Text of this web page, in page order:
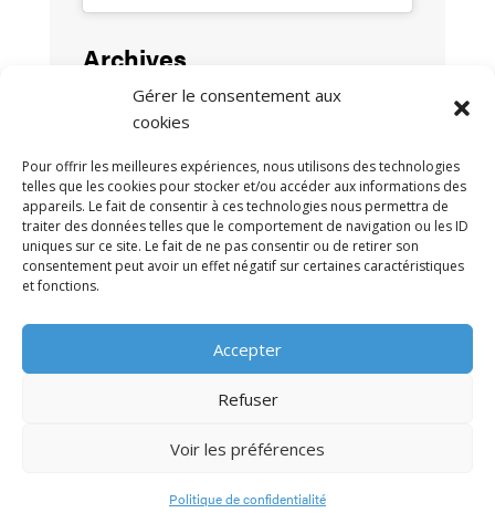
Gérer le consentement aux
cookies
Pour offrir les meilleures expériences, nous utilisons des technologies
telles que les cookies pour stocker et/ou accéder aux informations des
appareils. Le fait de consentir à ces technologies nous permettra de
traiter des données telles que le comportement de navigation ou les ID
uniques sur ce site. Le fait de ne pas consentir ou de retirer son
consentement peut avoir un effet négatif sur certaines caractéristiques
et fonctions.
Accepter
Refuser
Voir les préférences
Politique de confidentialité
Archives
MENTIONS LÉGALES•POLITIQUE DE
CONFIDENTIALITÉ•